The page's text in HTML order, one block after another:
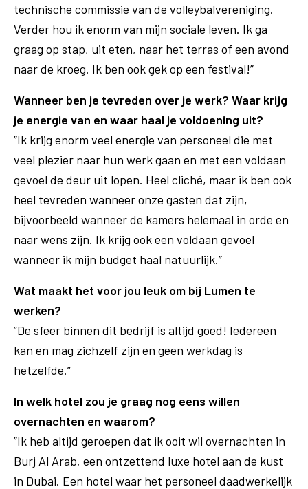
technische commissie van de volleybalvereniging.
Verder hou ik enorm van mijn sociale leven. Ik ga
graag op stap, uit eten, naar het terras of een avond
naar de kroeg. Ik ben ook gek op een festival!”
Wanneer ben je tevreden over je werk? Waar krijg
je energie van en waar haal je voldoening uit?
”Ik krijg enorm veel energie van personeel die met
veel plezier naar hun werk gaan en met een voldaan
gevoel de deur uit lopen. Heel cliché, maar ik ben ook
heel tevreden wanneer onze gasten dat zijn,
bijvoorbeeld wanneer de kamers helemaal in orde en
naar wens zijn. Ik krijg ook een voldaan gevoel
wanneer ik mijn budget haal natuurlijk.”
Wat maakt het voor jou leuk om bij Lumen te
werken?
”De sfeer binnen dit bedrijf is altijd goed! Iedereen
kan en mag zichzelf zijn en geen werkdag is
hetzelfde.”
In welk hotel zou je graag nog eens willen
overnachten en waarom?
”Ik heb altijd geroepen dat ik ooit wil overnachten in
Burj Al Arab, een ontzettend luxe hotel aan de kust
in Dubai. Een hotel waar het personeel daadwerkelijk